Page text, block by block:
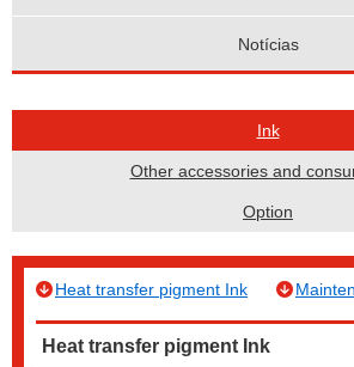
Notícias
Ink
Other accessories and
Option
Heat transfer pigment Ink
Heat transfer pigment Ink